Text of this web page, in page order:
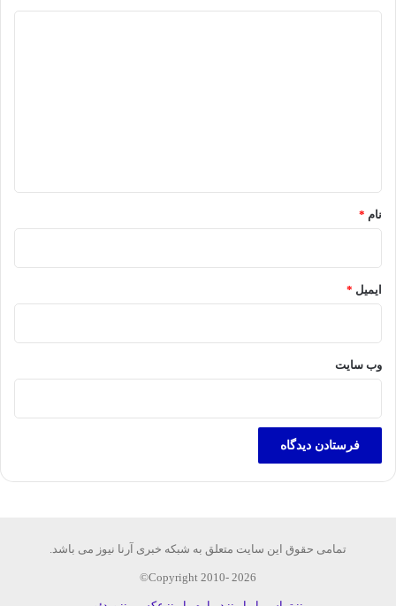
نام *
ایمیل *
وب‌ سایت
تمامی حقوق این سایت متعلق به شبکه خبری آرنا نیوز می باشد.
Copyright 2010- 2026©